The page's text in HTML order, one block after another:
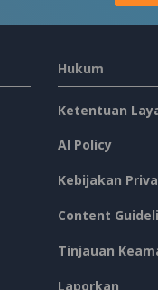
Hukum
Ketentuan
AI Policy
Kebijakan
Content
Tinjauan
Laporkan